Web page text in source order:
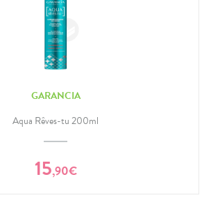
GARANCIA
Aqua Rêves-tu 200ml
15,90€